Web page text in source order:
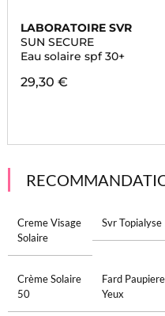
LABORATOIRE SVR
SUN SECURE
Eau solaire spf 30+
29,30 €
Creme Visage
Solaire
Svr Topialyse
Crème Solaire
50
Fard Paupiere
Yeux